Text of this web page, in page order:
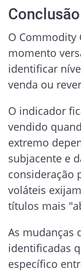
Conclusão
O Commodity
momento
identificar
venda ou
O indicador
vendido
extremo
subjacente e
consideração
voláteis
títulos mais
As mudanças
identificadas
específico